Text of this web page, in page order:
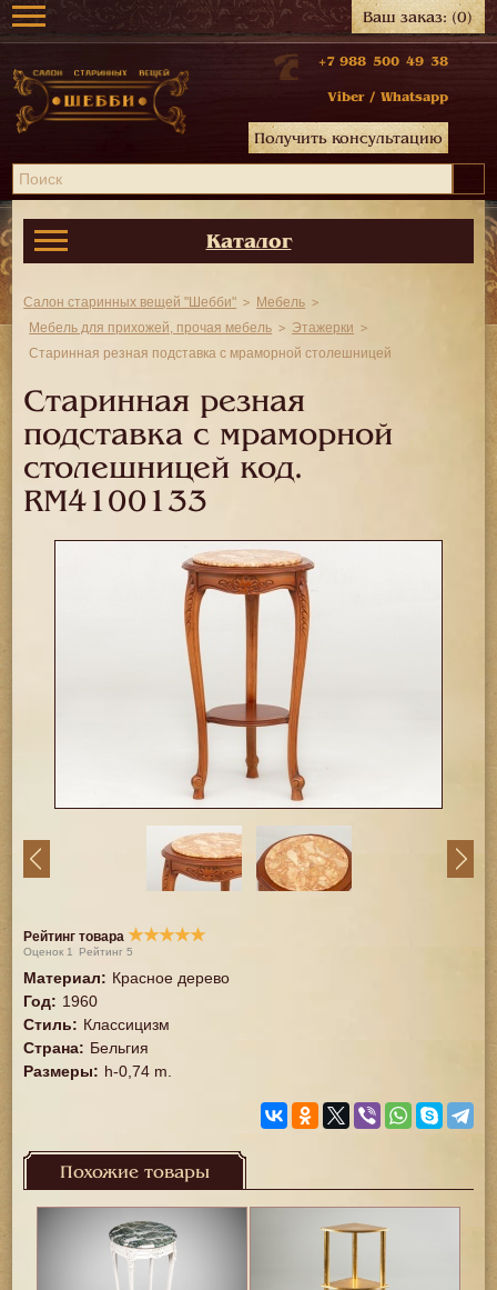
Ваш заказ:(0)
+7 988 500 49 38
Viber / Whatsapp
Получить консультацию
Каталог
Салон старинных вещей "Шебби"
Мебель
Мебель для прихожей, прочая мебель
Этажерки
Старинная резная подставка с мраморной столешницей
Старинная резная
подставка с мраморной
столешницей код.
RM4100133
Рейтинг товара ★★★★★
Оценок 1 Рейтинг5
Материал: Красное дерево
Год: 1960
Стиль: Классицизм
Страна: Бельгия
Размеры: h-0,74 m.
Похожие товары